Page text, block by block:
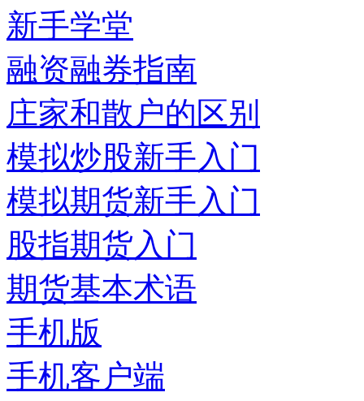
新手学堂
融资融券指南
庄家和散户的区别
模拟炒股新手入门
模拟期货新手入门
股指期货入门
期货基本术语
手机版
手机客户端